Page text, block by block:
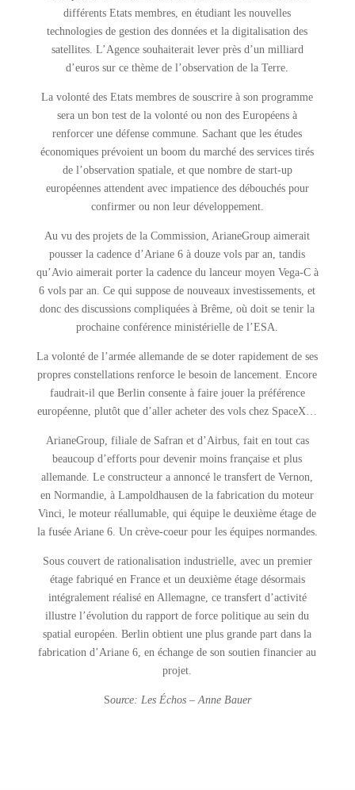
différents Etats membres, en étudiant les nouvelles
technologies de gestion des données et la digitalisation des
satellites. L’Agence souhaiterait lever près d’un milliard
d’euros sur ce thème de l’observation de la Terre.
La volonté des Etats membres de souscrire à son programme
sera un bon test de la volonté ou non des Européens à
renforcer une défense commune. Sachant que les études
économiques prévoient un boom du marché des services tirés
de l’observation spatiale, et que nombre de start-up
européennes attendent avec impatience des débouchés pour
confirmer ou non leur développement.
Au vu des projets de la Commission, ArianeGroup aimerait
pousser la cadence d’Ariane 6 à douze vols par an, tandis
qu’Avio aimerait porter la cadence du lanceur moyen Vega-C à
6 vols par an. Ce qui suppose de nouveaux investissements, et
donc des discussions compliquées à Brême, où doit se tenir la
prochaine conférence ministérielle de l’ESA.
La volonté de l’armée allemande de se doter rapidement de ses
propres constellations renforce le besoin de lancement. Encore
faudrait-il que Berlin consente à faire jouer la préférence
européenne, plutôt que d’aller acheter des vols chez SpaceX…
ArianeGroup, filiale de Safran et d’Airbus, fait en tout cas
beaucoup d’efforts pour devenir moins française et plus
allemande. Le constructeur a annoncé le transfert de Vernon,
en Normandie, à Lampoldhausen de la fabrication du moteur
Vinci, le moteur réallumable, qui équipe le deuxième étage de
la fusée Ariane 6. Un crève-coeur pour les équipes normandes.
Sous couvert de rationalisation industrielle, avec un premier
étage fabriqué en France et un deuxième étage désormais
intégralement réalisé en Allemagne, ce transfert d’activité
illustre l’évolution du rapport de force politique au sein du
spatial européen. Berlin obtient une plus grande part dans la
fabrication d’Ariane 6, en échange de son soutien financier au
projet.
Source: Les Échos – Anne Bauer